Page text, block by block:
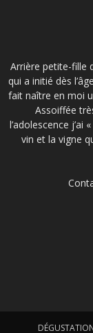
Arrière petite-fille
qui a initié dès
fait naître en moi
Assoiffée
l’adolescence j’ai
vin et la vigne